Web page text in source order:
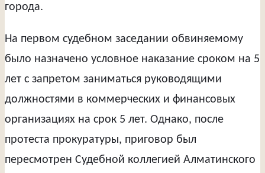
города.
На первом судебном заседании обвиняемому
было назначено условное наказание сроком на 5
лет с запретом заниматься руководящими
должностями в коммерческих и финансовых
организациях на срок 5 лет. Однако, после
протеста прокуратуры, приговор был
пересмотрен Судебной коллегией Алматинского